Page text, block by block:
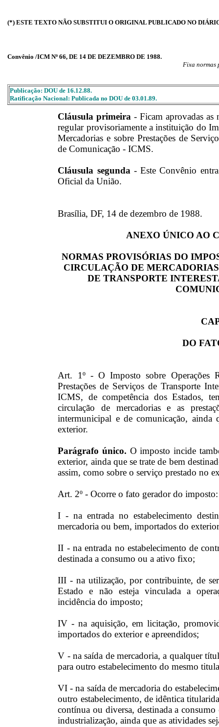
(*) ESTE TEXTO NÃO SUBSTITUI O ORIGINAL PUBLICADO NO
Convênio /ICM Nº 66, DE 14 DE DEZEMBRO DE 1988.
Fixa normas
Publicação: DOU de 16.12.88.
Ratificação Nacional: Publicada no DOU de 03.01.89.
Cláusula primeira - Ficam aprovadas as
regular provisoriamente a instituição do
Mercadorias e sobre Prestações de
de Comunicação - ICMS.
Cláusula segunda- Este Convênio
Oficial da União.
Brasília, DF, 14 de dezembro de 1988.
ANEXO ÚNICO AO
NORMAS PROVISÓRIAS DO
CIRCULAÇÃO DE
DE TRANSPORTE
DO
Art. 1º - O Imposto sobre Operações
Prestações de Serviços de Transporte
ICMS, de competência dos Estados,
circulação de mercadorias e as
intermunicipal e de comunicação, ainda
exterior.
Parágrafo único. O imposto incide
exterior, ainda que se trate de bem
assim, como sobre o serviço prestado no
Art. 2º - Ocorre o fato gerador do imposto:
I - na entrada no estabelecimento
mercadoria ou bem, importados do
II - na entrada no estabelecimento de
destinada a consumo ou a ativo fixo;
III - na utilização, por contribuinte, de
Estado e não esteja vinculada a
incidência do imposto;
IV - na aquisição, em licitação,
importados do exterior e apreendidos;
V - na saída de mercadoria, a qualquer
para outro estabelecimento do mesmo
VI - na saída de mercadoria do
outro estabelecimento, de idêntica
contínua ou diversa, destinada a
industrialização, ainda que as atividades